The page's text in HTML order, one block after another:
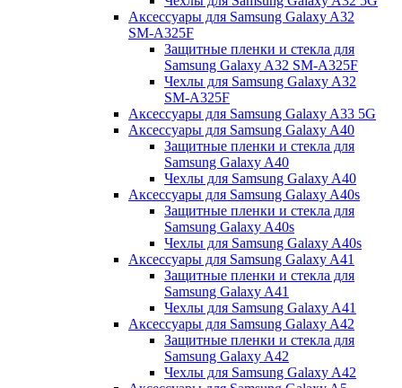
Аксессуары для Samsung Galaxy A32
SM-A325F
Защитные пленки и стекла для
Samsung Galaxy A32 SM-A325F
Чехлы для Samsung Galaxy A32
SM-A325F
Аксессуары для Samsung Galaxy A33 5G
Аксессуары для Samsung Galaxy A40
Защитные пленки и стекла для
Samsung Galaxy A40
Чехлы для Samsung Galaxy A40
Аксессуары для Samsung Galaxy A40s
Защитные пленки и стекла для
Samsung Galaxy A40s
Чехлы для Samsung Galaxy A40s
Аксессуары для Samsung Galaxy A41
Защитные пленки и стекла для
Samsung Galaxy A41
Чехлы для Samsung Galaxy A41
Аксессуары для Samsung Galaxy A42
Защитные пленки и стекла для
Samsung Galaxy A42
Чехлы для Samsung Galaxy A42